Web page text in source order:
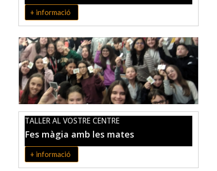
+ informació
TALLER AL VOSTRE CENTRE
Fes màgia amb les mates
+ informació